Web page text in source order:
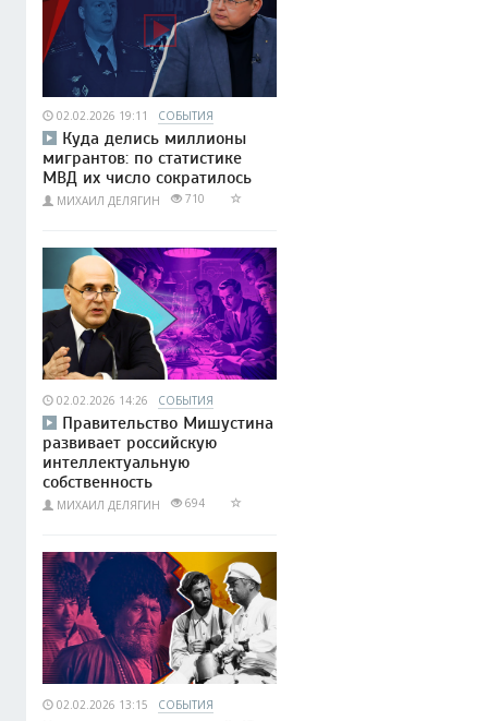
02.02.2026 19:11 СОБЫТИЯ
Куда делись миллионы
мигрантов: по статистике
МВД их число сократилось
МИХАИЛ ДЕЛЯГИН 710
02.02.2026 14:26 СОБЫТИЯ
Правительство Мишустина
развивает российскую
интеллектуальную
собственность
МИХАИЛ ДЕЛЯГИН 694
02.02.2026 13:15 СОБЫТИЯ